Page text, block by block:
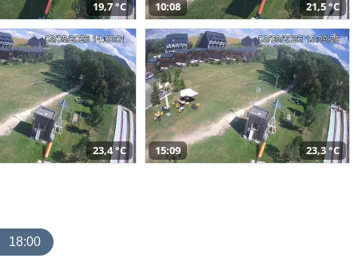
19,7 °C 10:08 21,5 °C
23,4 °C 15:09 23,3 °C
18:00